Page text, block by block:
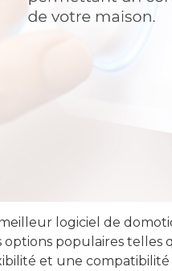
logiciel de
options populaires telles
et une